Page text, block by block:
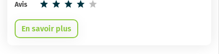
Avis
En savoir plus